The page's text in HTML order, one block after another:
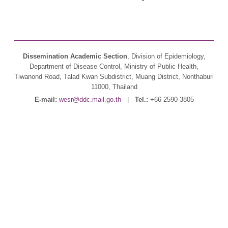
Dissemination Academic Section, Division of Epidemiology,
Department of Disease Control, Ministry of Public Health,
Tiwanond Road, Talad Kwan Subdistrict, Muang District, Nonthaburi
11000, Thailand
E-mail: wesr@ddc.mail.go.th| Tel.: +66 2590 3805